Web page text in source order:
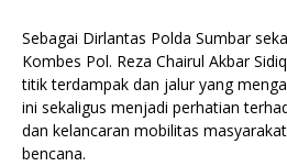
Sebagai Dirlantas Polda Sumbar
Kombes Pol. Reza Chairul Akbar
titik terdampak dan jalur yang
ini sekaligus menjadi perhatian
dan kelancaran mobilitas
bencana.